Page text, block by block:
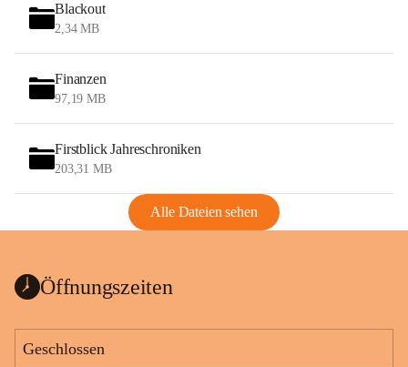
Blackout
2,34 MB
Finanzen
97,19 MB
Firstblick Jahreschroniken
203,31 MB
Alle Dateien sehen
Öffnungszeiten
Geschlossen